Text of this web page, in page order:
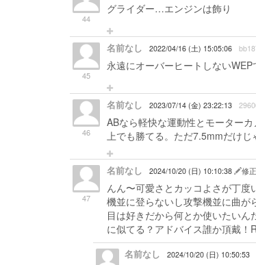
44
グライダー…エンジンは飾り
45
名前なし 2022/04/16 (土) 15:05:06
永遠にオーバーヒートしない
46
名前なし 2023/07/14 (金) 23:22:13
ABなら軽快な運動性とモーター
上でも勝てる。ただ7.5mmだけじ
47
名前なし 2024/10/20 (日) 10:10:38 修正
んん〜可愛さとカッコよさが丁
機並に登らないし攻撃機並に曲
目は好きだから何とか使いたい
に似てる？アドバイス誰か頂戴！
名前なし 2024/10/20 (日) 10:50:53